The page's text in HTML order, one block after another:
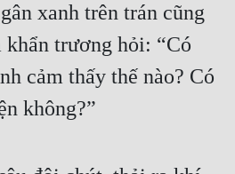
xanh trên trán cũng
trương hỏi: “Có
cảm thấy thế nào? Có
không?”